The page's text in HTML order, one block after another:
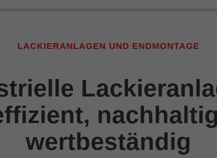
LACKIERANLAGEN UND ENDMONTAGE
wertbeständig